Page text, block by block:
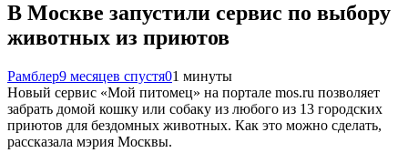
В Москве запустили сервис по выбору
животных из приютов
Рамблер9 месяцев спустя01 минуты
Новый сервис «Мой питомец» на портале mos.ru позволяет
забрать домой кошку или собаку из любого из 13 городских
приютов для бездомных животных. Как это можно сделать,
рассказала мэрия Москвы.